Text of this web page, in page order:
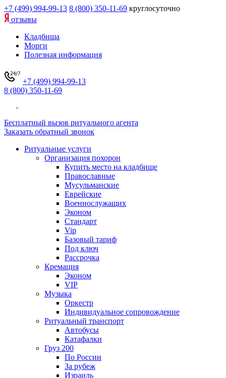
+7 (499) 994-99-13 8 (800) 350-11-69 круглосуточно
отзывы
Кладбища
Морги
Полезная информация
+7 (499) 994-99-13
8 (800) 350-11-69
Бесплатный вызов ритуального агента
Заказать обратный звонок
Ритуальные услуги
Организация похорон
Купить место на кладбище
Православные
Мусульманские
Еврейские
Военнослужащих
Эконом
Стандарт
Vip
Базовый тариф
Под ключ
Рассрочка
Кремация
Эконом
VIP
Музыка
Оркестр
Индивидуальное сопровождение
Ритуальный транспорт
Автобусы
Катафалки
Груз 200
По России
За рубеж
Израиль